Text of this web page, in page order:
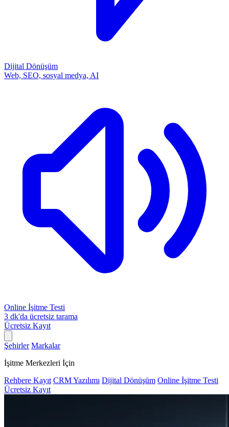
Dijital Dönüşüm
Web, SEO, sosyal medya, AI
Online İşitme Testi
3 dk'da ücretsiz tarama
Ücretsiz Kayıt
Şehirler Markalar
İşitme Merkezleri İçin
Rehbere Kayıt CRM Yazılımı Dijital Dönüşüm Online İşitme Testi
Ücretsiz Kayıt